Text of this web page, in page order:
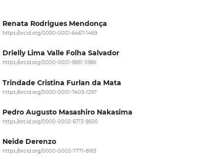
Renata Rodrigues Mendonça
https://orcid.org/0000-0001-6467-1469
Drielly Lima Valle Folha Salvador
https://orcid.org/0000-0001-9661-598X
Trindade Cristina Furlan da Mata
https://orcid.org/0000-0001-7403-1297
Pedro Augusto Masashiro Nakasima
https://orcid.org/0000-0002-6713-9600
Neide Derenzo
https://orcid.org/0000-0002-7771-8163